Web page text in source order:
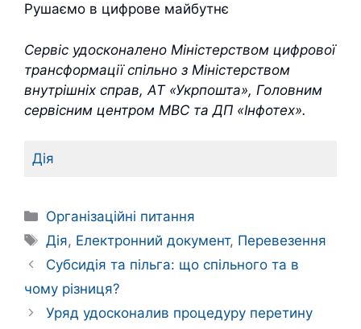
Рушаємо в цифрове майбутнє
Сервіс удосконалено Міністерством цифрової
трансформації спільно з Міністерством
внутрішніх справ, АТ «Укрпошта», Головним
сервісним центром МВС та ДП «Інфотех».
Дія
Категорії
Організаційні питання
Позначки
Дія, Електронний документ, Перевезення
Субсидія та пільга: що спільного та в
чому різниця?
Уряд удосконалив процедуру перетину